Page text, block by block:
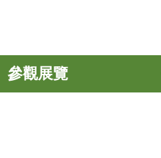
參觀展覽